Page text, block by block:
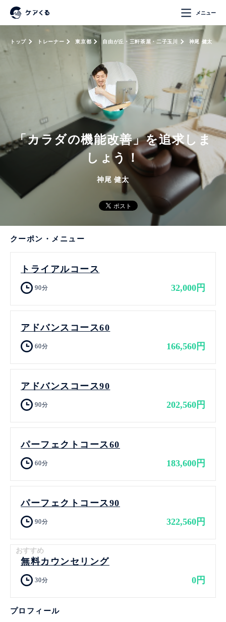
メニュー
トップ トレーナー 東京都 自由が丘・三軒茶屋・二子玉川 神尾 健太
「カラダの機能改善」を追求しま
しょう！
神尾 健太
クーポン・メニュー
トライアルコース
90分 32,000円
アドバンスコース60
60分 166,560円
アドバンスコース90
90分 202,560円
パーフェクトコース60
60分 183,600円
パーフェクトコース90
90分 322,560円
おすすめ
無料カウンセリング
30分 0円
プロフィール